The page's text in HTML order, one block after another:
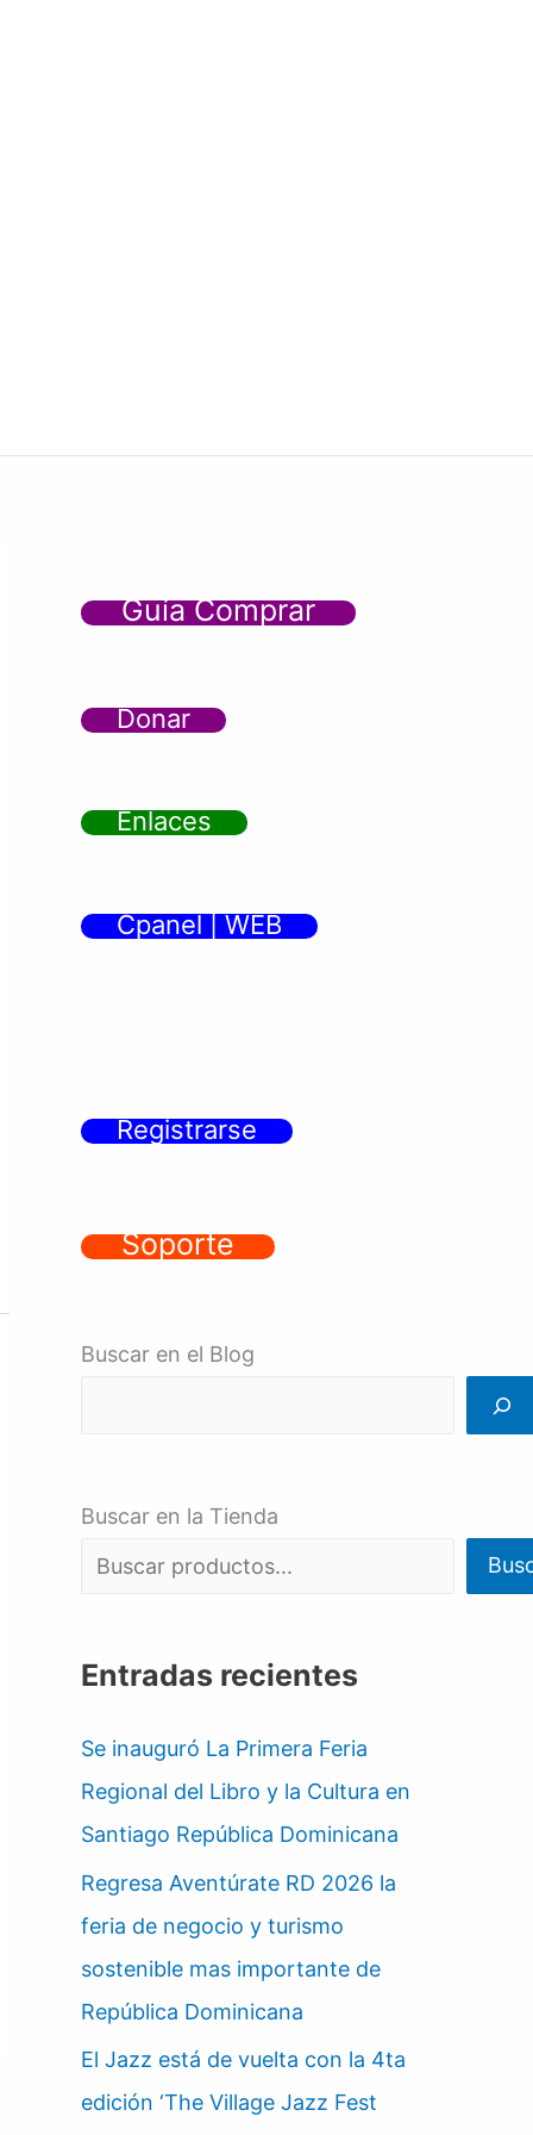
Guía Comprar
Donar
Enlaces
Cpanel | WEB
Registrarse
Soporte
Buscar en el Blog
Buscar en la Tienda
Entradas recientes
Se inauguró La Primera Feria
Regional del Libro y la Cultura en
Santiago República Dominicana
Regresa Aventúrate RD 2026 la
feria de negocio y turismo
sostenible mas importante de
República Dominicana
El Jazz está de vuelta con la 4ta
edición ‘The Village Jazz Fest